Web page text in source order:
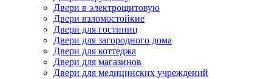
Двери в электрощитовую
Двери взломостойкие
Двери для гостиниц
Двери для загородного дома
Двери для коттеджа
Двери для магазинов
Двери для медицинских учреждений